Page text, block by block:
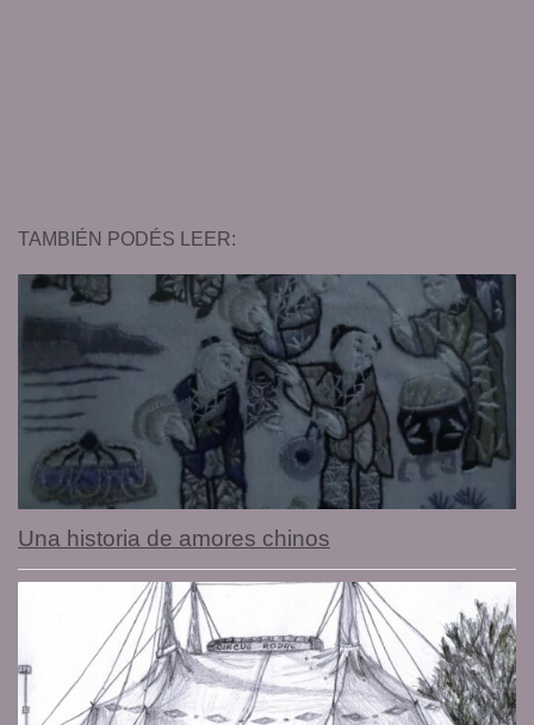
TAMBIÉN PODÉS LEER:
Una historia de amores chinos